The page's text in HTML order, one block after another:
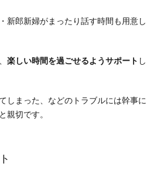
新郎新婦がまったり話す時間も用意し
楽しい時間を過ごせるようサポート し
しまった、などのトラブルには幹事に
親切です。